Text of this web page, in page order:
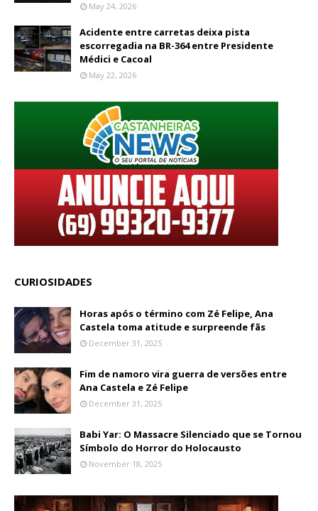
May 24, 2026
Acidente entre carretas deixa pista
escorregadia na BR-364 entre Presidente
Médici e Cacoal
May 22, 2026
CURIOSIDADES
Horas após o término com Zé Felipe, Ana
Castela toma atitude e surpreende fãs
December 31, 2025
Fim de namoro vira guerra de versões entre
Ana Castela e Zé Felipe
December 31, 2025
Babi Yar: O Massacre Silenciado que se Tornou
Símbolo do Horror do Holocausto
November 18, 2025